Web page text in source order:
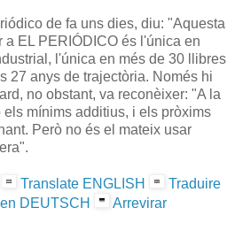
de fa uns dies, diu: "Aquesta
a EL PERIÓDICO és l'única en
l'única en més de 30 llibres
27 anys de trajectòria. Només hi
no obstant, va reconèixer: "A la
mínims additius, i els pròxims
Però no és el mateix usar
Translate ENGLISH
Traduire
DEUTSCH
Arrevirar